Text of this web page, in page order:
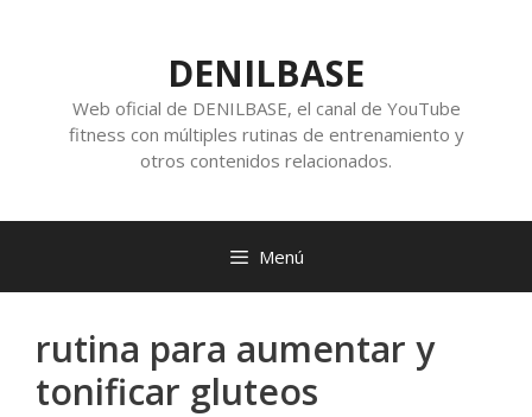
DENILBASE
Web oficial de DENILBASE, el canal de YouTube
fitness con múltiples rutinas de entrenamiento y
otros contenidos relacionados.
Menú
rutina para aumentar y
tonificar gluteos